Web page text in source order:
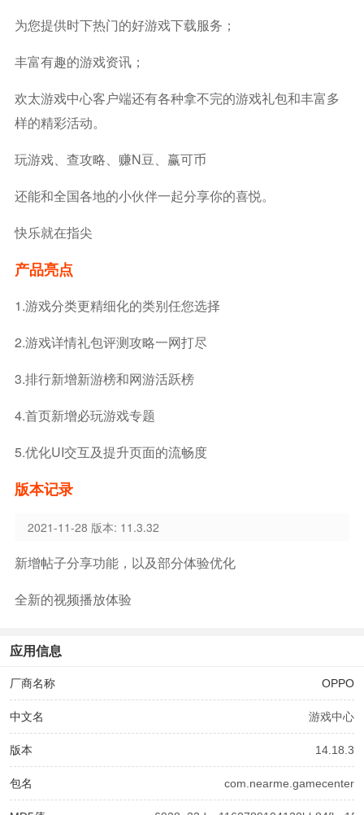
为您提供时下热门的好游戏下载服务；
丰富有趣的游戏资讯；
欢太游戏中心客户端还有各种拿不完的游戏礼包和丰富多
样的精彩活动。
玩游戏、查攻略、赚N豆、赢可币
还能和全国各地的小伙伴一起分享你的喜悦。
快乐就在指尖
产品亮点
1.游戏分类更精细化的类别任您选择
2.游戏详情礼包评测攻略一网打尽
3.排行新增新游榜和网游活跃榜
4.首页新增必玩游戏专题
5.优化UI交互及提升页面的流畅度
版本记录
2021-11-28 版本: 11.3.32
新增帖子分享功能，以及部分体验优化
全新的视频播放体验
应用信息
厂商名称 OPPO
中文名 游戏中心
版本 14.18.3
包名 com.nearme.gamecenter